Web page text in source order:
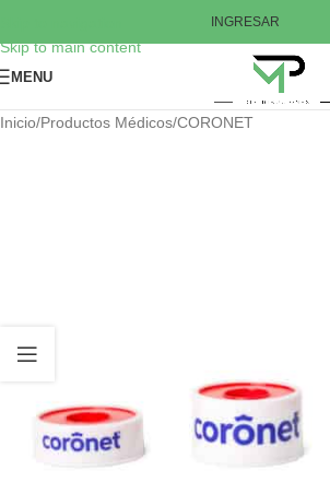
Skip to main content
INGRESAR
MENU
Inicio/Productos Médicos/CORONET